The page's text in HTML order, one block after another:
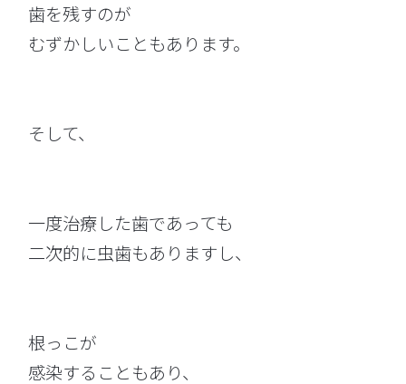
歯を残すのが
むずかしいこともあります。
そして、
一度治療した歯であっても
二次的に虫歯もありますし、
根っこが
感染することもあり、